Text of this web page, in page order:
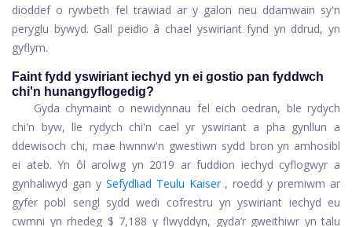
dioddef o rywbeth fel trawiad ar y galon neu ddamwain sy'n
peryglu bywyd. Gall peidio â chael yswiriant fynd yn ddrud, yn
gyflym.
Faint fydd yswiriant iechyd yn ei gostio pan fyddwch
chi'n hunangyflogedig?
Gyda chymaint o newidynnau fel eich oedran, ble rydych
chi'n byw, lle rydych chi'n cael yr yswiriant a pha gynllun a
ddewisoch chi, mae hwnnw'n gwestiwn sydd bron yn amhosibl
ei ateb. Yn ôl arolwg yn 2019 ar fuddion iechyd cyflogwyr a
gynhaliwyd gan y Sefydliad Teulu Kaiser , roedd y premiwm ar
gyfer pobl sengl sydd wedi cofrestru yn yswiriant iechyd eu
cwmni yn rhedeg $ 7,188 y flwyddyn, gyda’r gweithiwr yn talu